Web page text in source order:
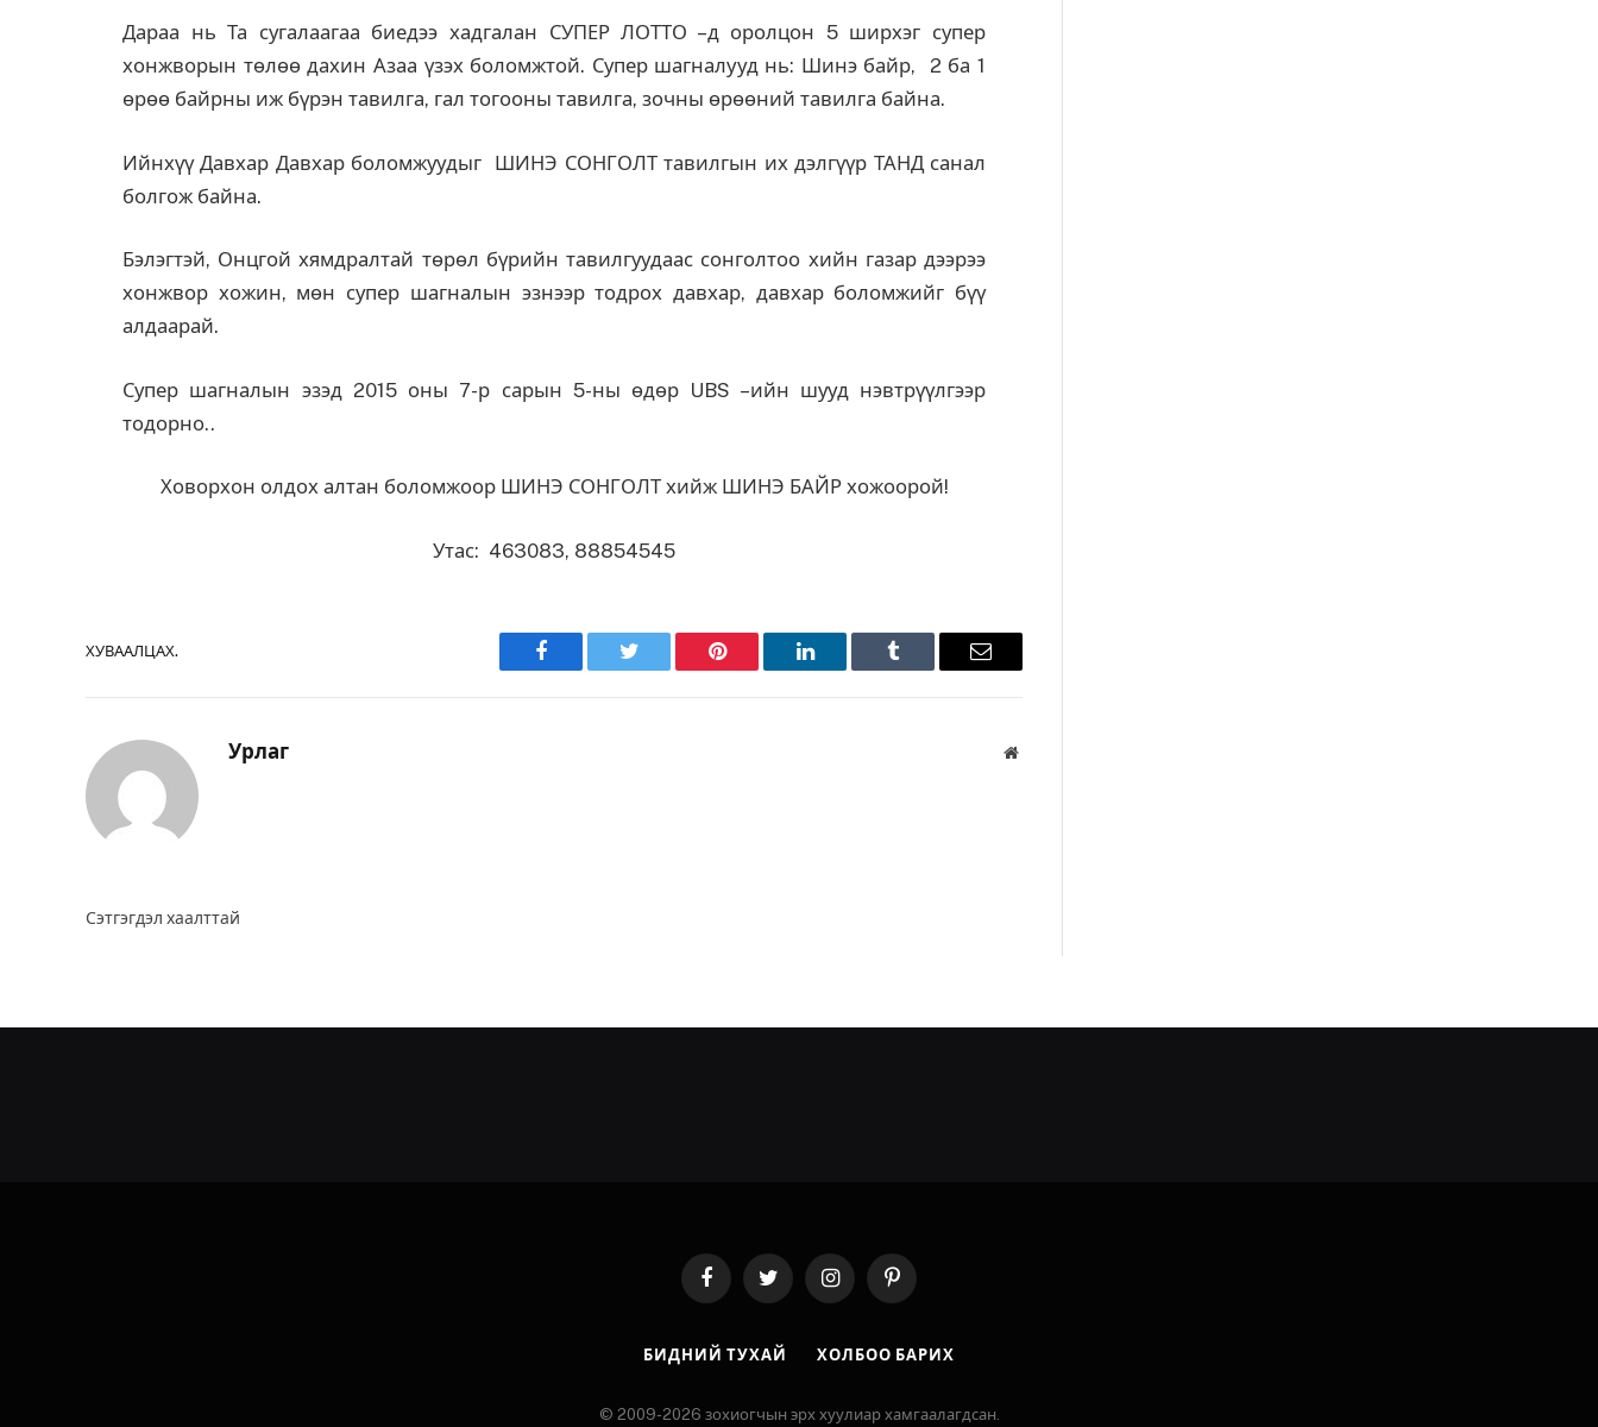
Дараа нь Та сугалаагаа биедээ хадгалан СУПЕР ЛОТТО –д оролцон 5 ширхэг супер
хонжворын төлөө дахин Азаа үзэх боломжтой. Супер шагналууд нь: Шинэ байр, 2 ба 1
өрөө байрны иж бүрэн тавилга, гал тогооны тавилга, зочны өрөөний тавилга байна.
Ийнхүү Давхар Давхар боломжуудыг ШИНЭ СОНГОЛТ тавилгын их дэлгүүр ТАНД санал
болгож байна.
Бэлэгтэй, Онцгой хямдралтай төрөл бүрийн тавилгуудаас сонголтоо хийн газар дээрээ
хонжвор хожин, мөн супер шагналын эзнээр тодрох давхар, давхар боломжийг бүү
алдаарай.
Супер шагналын эзэд 2015 оны 7-р сарын 5-ны өдөр UBS –ийн шууд нэвтрүүлгээр
тодорно..
Ховорхон олдох алтан боломжоор ШИНЭ СОНГОЛТ хийж ШИНЭ БАЙР хожоорой!
Утас: 463083, 88854545
ХУВААЛЦАХ.
Facebook Twitter Pinterest LinkedIn Tumblr Имэйл
Урлаг Вэбсайт
Сэтгэгдэл хаалттай
FacebookTwitter InstagramPinterest
БИДНИЙ ТУХАЙ ХОЛБОО БАРИХ
© 2009-2026 зохиогчын эрх хуулиар хамгаалагдсан.